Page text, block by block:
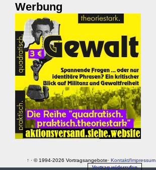
Werbung
↑ · © 1994-2026 Vortragsangebote· Kontakt/Impressum
Vertrag widerrufen